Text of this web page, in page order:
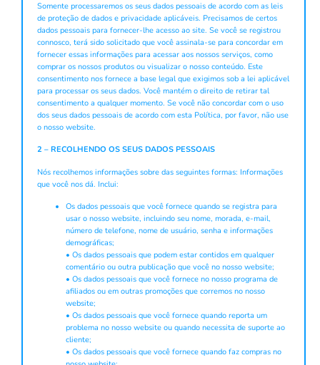
Somente processaremos os seus dados pessoais de acordo com as leis
de proteção de dados e privacidade aplicáveis. Precisamos de certos
dados pessoais para fornecer-lhe acesso ao site. Se você se registrou
connosco, terá sido solicitado que você assinala-se para concordar em
fornecer essas informações para acessar aos nossos serviços, como
comprar os nossos produtos ou visualizar o nosso conteúdo. Este
consentimento nos fornece a base legal que exigimos sob a lei aplicável
para processar os seus dados. Você mantém o direito de retirar tal
consentimento a qualquer momento. Se você não concordar com o uso
dos seus dados pessoais de acordo com esta Política, por favor, não use
o nosso website.
2 – RECOLHENDO OS SEUS DADOS PESSOAIS
Nós recolhemos informações sobre das seguintes formas: Informações
que você nos dá. Inclui:
Os dados pessoais que você fornece quando se registra para
usar o nosso website, incluindo seu nome, morada, e-mail,
número de telefone, nome de usuário, senha e informações
demográficas;
• Os dados pessoais que podem estar contidos em qualquer
comentário ou outra publicação que você no nosso website;
• Os dados pessoais que você fornece no nosso programa de
afiliados ou em outras promoções que corremos no nosso
website;
• Os dados pessoais que você fornece quando reporta um
problema no nosso website ou quando necessita de suporte ao
cliente;
• Os dados pessoais que você fornece quando faz compras no